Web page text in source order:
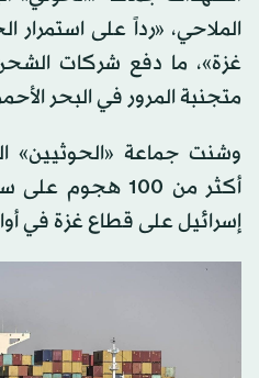
الملاحي، «رداً على استمرار
غزة»، ما دفع شركات الشحن
متجنبة المرور في البحر
وشنت جماعة «الحوثيين»
أكثر من 100
إسرائيل على قطاع غزة في أواخر 2023، وفق